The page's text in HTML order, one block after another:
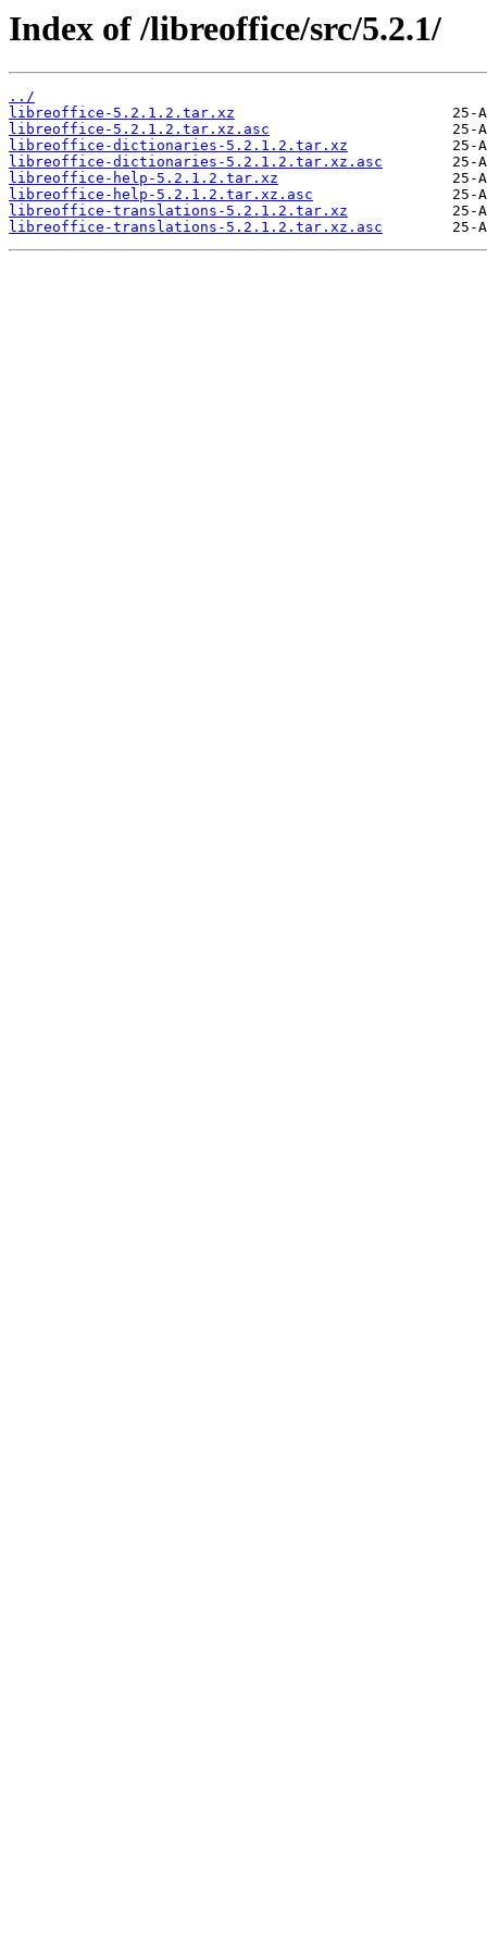
Index of /libreoffice/src/5.2.1/
../
libreoffice-5.2.1.2.tar.xz
libreoffice-5.2.1.2.tar.xz.asc
libreoffice-dictionaries-5.2.1.2.tar.xz
libreoffice-dictionaries-5.2.1.2.tar.xz.asc
libreoffice-help-5.2.1.2.tar.xz
libreoffice-help-5.2.1.2.tar.xz.asc
libreoffice-translations-5.2.1.2.tar.xz
libreoffice-translations-5.2.1.2.tar.xz.asc